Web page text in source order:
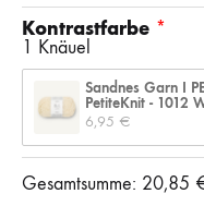
Kontrastfarbe
1 Knäuel
Sandnes Garn I
PetiteKnit - 1012
6,95 €
Gesamtsumme: 20,85